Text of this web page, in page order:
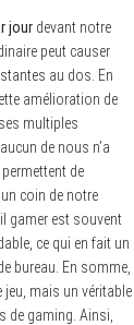
jour devant notre
peut causer
au dos. En
amélioration de
multiples
de nous n’a
de
coin de notre
gamer est souvent
ce qui en fait un
bureau. En somme,
jeu, mais un véritable
de gaming. Ainsi,